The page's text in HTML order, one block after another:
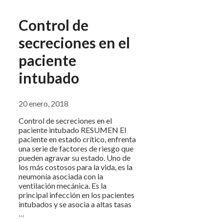
Control de
secreciones en el
paciente
intubado
20 enero, 2018
Control de secreciones en el
paciente intubado RESUMEN El
paciente en estado crítico, enfrenta
una serie de factores de riesgo que
pueden agravar su estado. Uno de
los más costosos para la vida, es la
neumonía asociada con la
ventilación mecánica. Es la
principal infección en los pacientes
intubados y se asocia a altas tasas
…